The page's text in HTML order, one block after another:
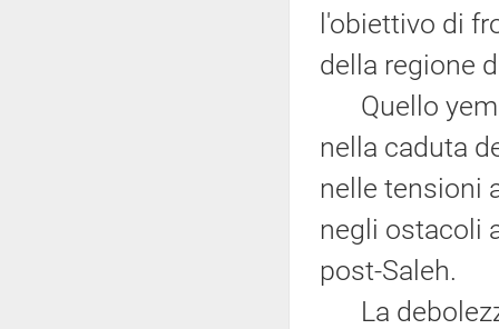
l'obiettivo di
della regione
Quello
nella caduta
nelle tensioni
negli ostacoli
post-Saleh.
La